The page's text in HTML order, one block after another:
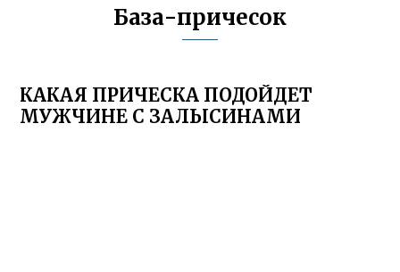
База-причесок
КАКАЯ ПРИЧЕСКА ПОДОЙДЕТ
МУЖЧИНЕ С ЗАЛЫСИНАМИ